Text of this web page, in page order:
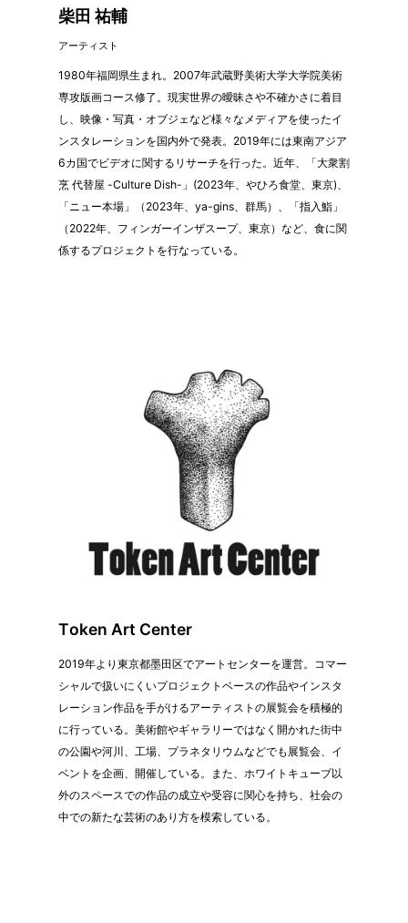
柴田 祐輔
アーティスト
1980年福岡県生まれ。2007年武蔵野美術大学大学院美術
専攻版画コース修了。現実世界の曖昧さや不確かさに着目
し、映像・写真・オブジェなど様々なメディアを使ったイ
ンスタレーションを国内外で発表。2019年には東南アジア
6カ国でビデオに関するリサーチを行った。近年、「大衆割
烹 代替屋 -Culture Dish-」(2023年、やひろ食堂、東京)、
「ニュー本場」（2023年、ya-gins、群馬）、「指入鮨」
（2022年、フィンガーインザスープ、東京）など、食に関
係するプロジェクトを行なっている。
Token Art Center
2019年より東京都墨田区でアートセンターを運営。コマー
シャルで扱いにくいプロジェクトベースの作品やインスタ
レーション作品を手がけるアーティストの展覧会を積極的
に行っている。美術館やギャラリーではなく開かれた街中
の公園や河川、工場、プラネタリウムなどでも展覧会、イ
ベントを企画、開催している。また、ホワイトキューブ以
外のスペースでの作品の成立や受容に関心を持ち、社会の
中での新たな芸術のあり方を模索している。